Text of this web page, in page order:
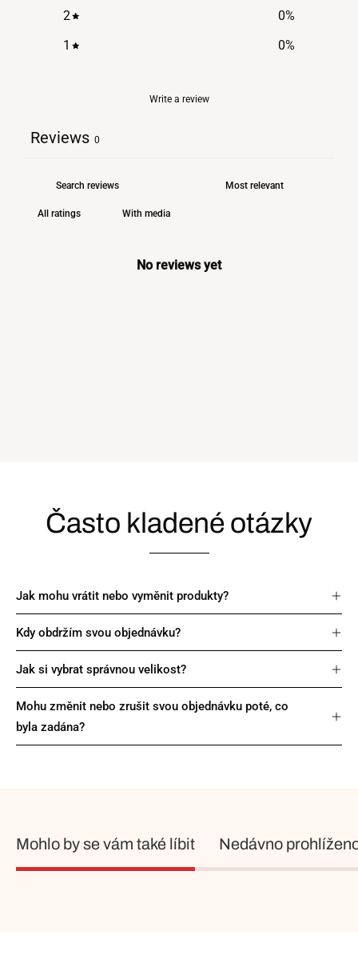
2 0%
1
0%
Write a review
Reviews 0
With media
No reviews yet
Často kladené otázky
Jak mohu vrátit nebo vyměnit produkty?
Kdy obdržím svou objednávku?
Jak si vybrat správnou velikost?
Mohu změnit nebo zrušit svou objednávku poté, co
byla zadána?
Mohlo by se vám také líbit Nedávno